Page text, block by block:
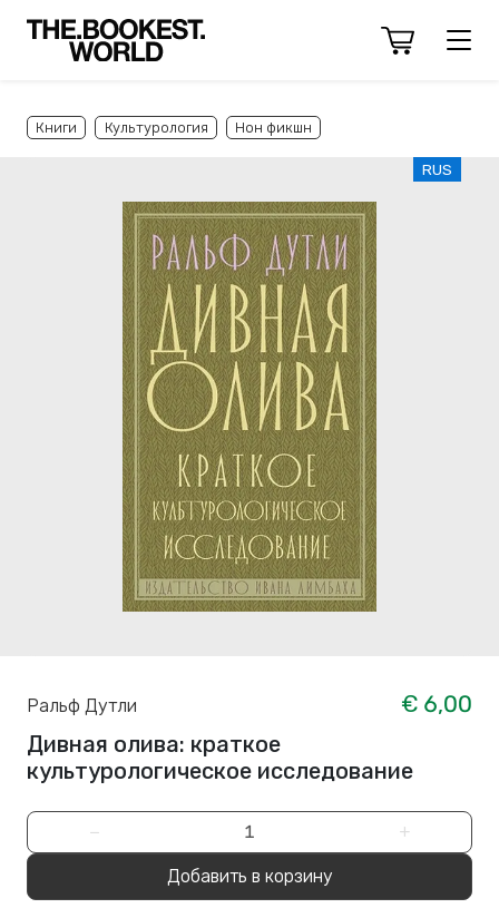
Книги Культурология Нон фикшн
RUS
Ральф Дутли
€ 6,00
Дивная олива: краткое
культурологическое исследование
− +
Добавить в корзину